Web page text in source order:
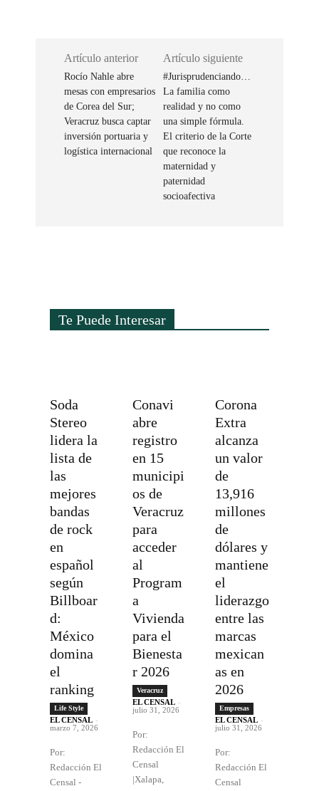
Artículo anterior
Rocío Nahle abre
mesas con empresarios
de Corea del Sur;
Veracruz busca captar
inversión portuaria y
logística internacional
Artículo siguiente
#Jurisprudenciando…
La familia como
realidad y no como
una simple fórmula.
El criterio de la Corte
que reconoce la
maternidad y
paternidad
socioafectiva
Te Puede Interesar
Soda
Stereo
lidera la
lista de
las
mejores
bandas
de rock
en
español
según
Billboar
d:
México
domina
el
ranking
Life Style
EL CENSAL -
marzo 7, 2026
Por:
Redacción El
Censal -
Conavi
abre
registro
en 15
municipi
os de
Veracruz
para
acceder
al
Program
a
Vivienda
para el
Bienesta
r 2026
Veracruz
EL CENSAL -
julio 31, 2026
Por:
Redacción El
Censal
|Xalapa,
Corona
Extra
alcanza
un valor
de
13,916
millones
de
dólares y
mantiene
el
liderazgo
entre las
marcas
mexican
as en
2026
Empresas
EL CENSAL -
julio 31, 2026
Por:
Redacción El
Censal